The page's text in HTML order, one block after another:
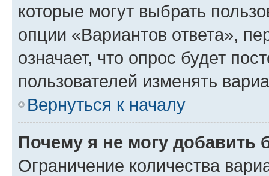
которые могут выбрать
опции «Вариантов ответа»,
означает, что опрос будет
пользователей изменять
Вернуться к началу
Почему я не могу добавить
Ограничение количества